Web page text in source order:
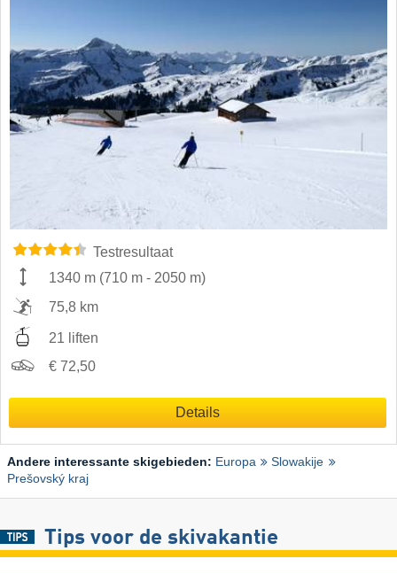
Testresultaat
1340 m (710 m - 2050 m)
75,8 km
21 liften
€ 72,50
Details
Andere interessante skigebieden: Europa
Slowakije
Prešovský kraj
Tips voor de skivakantie